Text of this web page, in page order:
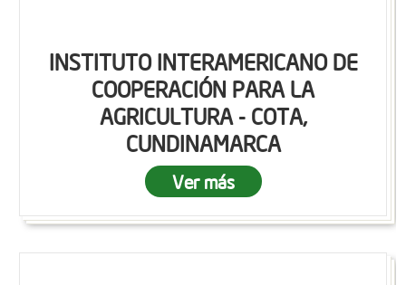
INSTITUTO INTERAMERICANO DE
COOPERACIÓN PARA LA
AGRICULTURA - COTA,
CUNDINAMARCA
Ver más